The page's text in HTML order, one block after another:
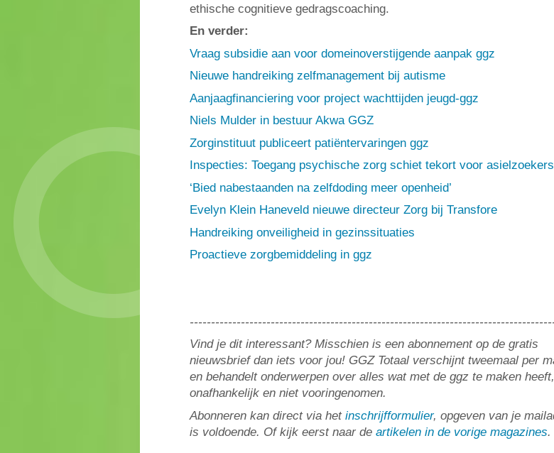
ethische cognitieve gedragscoaching.
En verder:
Vraag subsidie aan voor domeinoverstijgende aanpak ggz
Nieuwe handreiking zelfmanagement bij autisme
Aanjaagfinanciering voor project wachttijden jeugd-ggz
Niels Mulder in bestuur Akwa GGZ
Zorginstituut publiceert patiëntervaringen ggz
Inspecties: Toegang psychische zorg schiet tekort voor asielzoekers
‘Bied nabestaanden na zelfdoding meer openheid’
Evelyn Klein Haneveld nieuwe directeur Zorg bij Transfore
Handreiking onveiligheid in gezinssituaties
Proactieve zorgbemiddeling in ggz
Vind je dit interessant? Misschien is een abonnement op de gratis
nieuwsbrief dan iets voor jou! GGZ Totaal verschijnt tweemaal per
en behandelt onderwerpen over alles wat met de ggz te maken heeft,
onafhankelijk en niet vooringenomen.
Abonneren kan direct via het inschrijfformulier, opgeven van je
is voldoende. Of kijk eerst naar de artikelen in de vorige magazines.